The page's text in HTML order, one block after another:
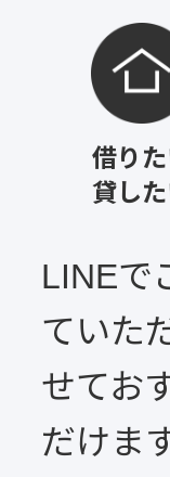
借り
貸し
LINEで
ていた
せてお
だけま